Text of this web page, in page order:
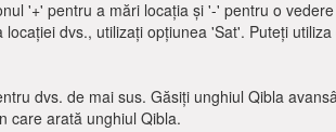
'+' pentru a mări locația și '-' pentru o
dvs., utilizați opțiunea 'Sat'. Puteți
dvs. de mai sus. Găsiți unghiul Qibla
care arată unghiul Qibla.